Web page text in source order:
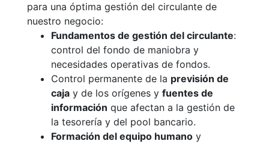
para una óptima gestión del circulante de
nuestro negocio:
Fundamentos de gestión del circulante:
control del fondo de maniobra y
necesidades operativas de fondos.
Control permanente de la previsión de
caja y de los orígenes y fuentes de
información que afectan a la gestión de
la tesorería y del pool bancario.
Formación del equipo humano y